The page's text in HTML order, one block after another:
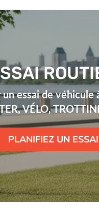
essai de
VÉLO,
PLANIFIEZ UN ESSAI